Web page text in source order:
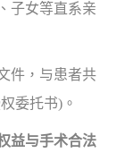
女等直系亲
件，与患者共
委托书)。
益与手术合法